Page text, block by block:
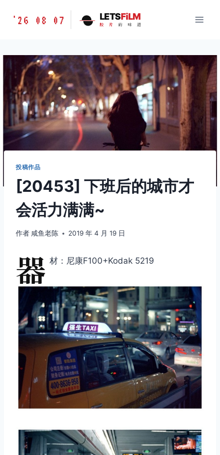
胶
味
LETSFILM
'26 08 07 LETSFiLM
胶 片 的 味 道
投稿作品
[20453] 下班后的城市才
会活力满满~
作者 咸鱼老陈 2019 年 4 月 19 日
器 材：尼康F100+Kodak 5219